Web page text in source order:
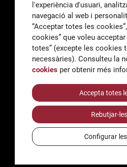
General
correu@escoladeltreball.org
Informació
AccessibilitatAvís legal i Política de
Política de cookies
Crèdits
l'experiència d'usuari,
navegació al web i
“Acceptar totes les
cookies” que voleu acceptar
totes” (excepte les cookies
necessàries). Consulteu la
cookies per obtenir més
Accepta totes
Rebutjar-
Configurar